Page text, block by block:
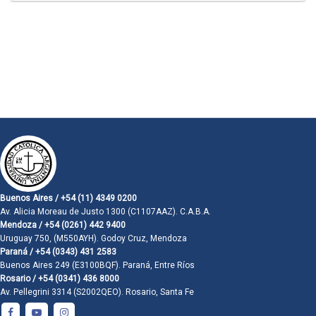
Buenos Aires / +54 (11) 4349 0200
Av. Alicia Moreau de Justo 1300 (C1107AAZ). C.A.B.A.
Mendoza / +54 (0261) 442 9400
Uruguay 750, (M550AYH). Godoy Cruz, Mendoza
Paraná / +54 (0343) 431 2583
Buenos Aires 249 (E3100BQF). Paraná, Entre Ríos
Rosario / +54 (0341) 436 8000
Av. Pellegrini 3314 (S2002QEO). Rosario, Santa Fe